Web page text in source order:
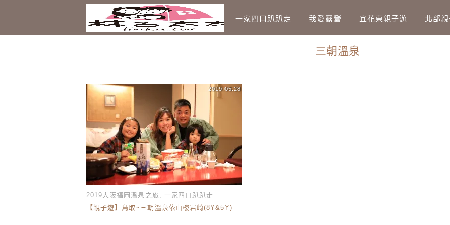
Main Menu
一家四口趴趴走 我愛露營 宜花東親子遊 北部
三朝溫泉
2019大阪福岡溫泉之旅, 一家四口趴趴走
2019.05.28
【親子遊】鳥取~三朝溫泉依山樓岩崎(8Y&5Y)